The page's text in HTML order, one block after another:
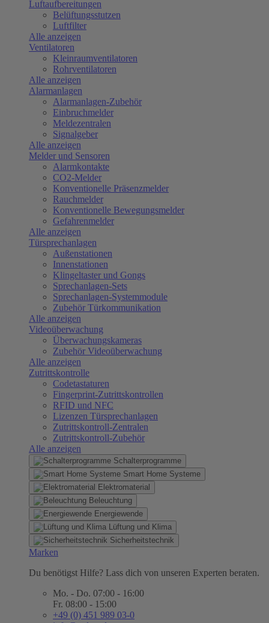
Luftaufbereitungen
Belüftungsstutzen
Luftfilter
Alle anzeigen
Ventilatoren
Kleinraumventilatoren
Rohrventilatoren
Alle anzeigen
Alarmanlagen
Alarmanlagen-Zubehör
Einbruchmelder
Meldezentralen
Signalgeber
Alle anzeigen
Melder und Sensoren
Alarmkontakte
CO2-Melder
Konventionelle Präsenzmelder
Rauchmelder
Konventionelle Bewegungsmelder
Gefahrenmelder
Alle anzeigen
Türsprechanlagen
Außenstationen
Innenstationen
Klingeltaster und Gongs
Sprechanlagen-Sets
Sprechanlagen-Systemmodule
Zubehör Türkommunikation
Alle anzeigen
Videoüberwachung
Überwachungskameras
Zubehör Videoüberwachung
Alle anzeigen
Zutrittskontrolle
Codetastaturen
Fingerprint-Zutrittskontrollen
RFID und NFC
Lizenzen Türsprechanlagen
Zutrittskontroll-Zentralen
Zutrittskontroll-Zubehör
Alle anzeigen
Schalterprogramme
Smart Home Systeme
Elektromaterial
Beleuchtung
Energiewende
Lüftung und Klima
Sicherheitstechnik
Marken
Du benötigst Hilfe? Lass dich von unseren Experten beraten.
Mo. - Do. 07:00 - 16:00
Fr. 08:00 - 15:00
+49 (0) 451 989 03-0